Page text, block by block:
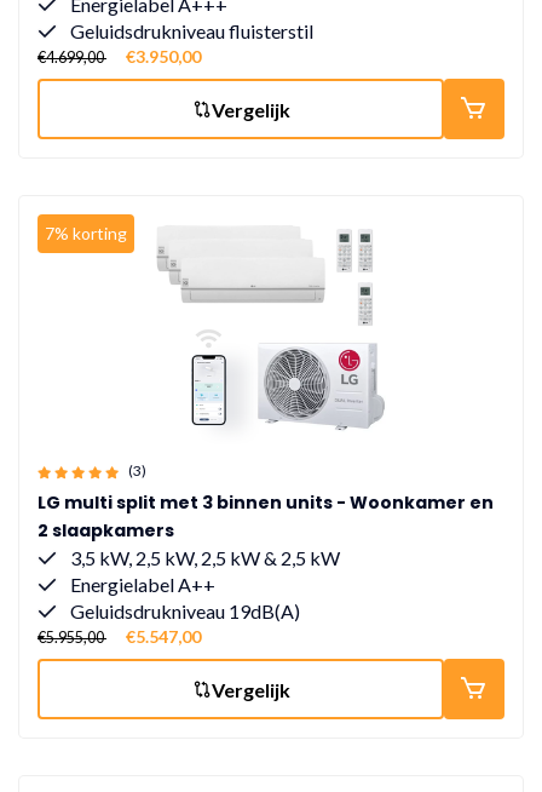
Geluidsdrukniveau fluisterstil
€4.699,00 €3.950,00
Vergelijk
7% korting
(3)
LG multi split met 3 binnen units - Woonkamer en
2 slaapkamers
3,5 kW, 2,5 kW, 2,5 kW & 2,5 kW
Energielabel A++
Geluidsdrukniveau 19dB(A)
€5.955,00 €5.547,00
Vergelijk